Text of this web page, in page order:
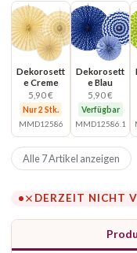
Dekorosett
e Creme
5,90 €
Nur 2 Stk.
MMD12586
Dekorosett
e Blau
5,90 €
Verfügbar
MMD12586.1
Alle 7 Artikel anzeigen
DERZEIT NICHT